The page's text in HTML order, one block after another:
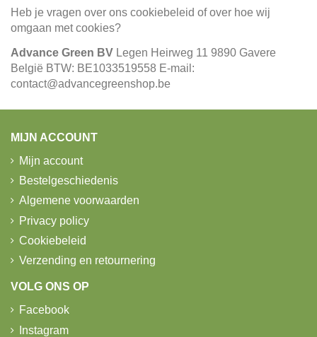
Heb je vragen over ons cookiebeleid of over hoe wij
omgaan met cookies?
Advance Green BV Legen Heirweg 11 9890 Gavere
België BTW: BE1033519558 E-mail:
contact@advancegreenshop.be
MIJN ACCOUNT
Mijn account
Bestelgeschiedenis
Algemene voorwaarden
Privacy policy
Cookiebeleid
Verzending en retournering
VOLG ONS OP
Facebook
Instagram